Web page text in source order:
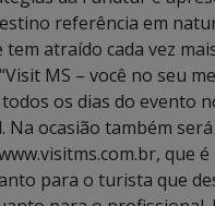
referência em
atraído cada vez
MS – você no seu
os dias do evento
Na ocasião também
que é
para o turista que